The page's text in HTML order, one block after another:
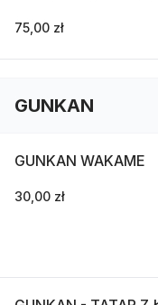
75,00 zł
GUNKAN
GUNKAN WAKAME
30,00 zł